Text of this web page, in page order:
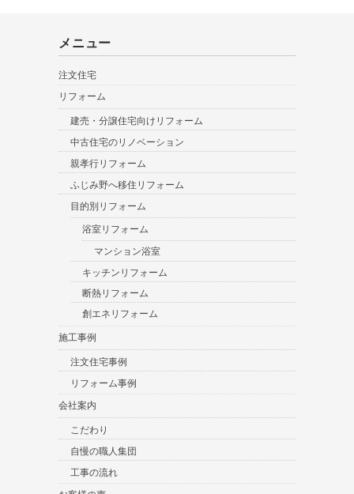
メニュー
注文住宅
リフォーム
建売・分譲住宅向けリフォーム
中古住宅のリノベーション
親孝行リフォーム
ふじみ野へ移住リフォーム
目的別リフォーム
浴室リフォーム
マンション浴室
キッチンリフォーム
断熱リフォーム
創エネリフォーム
施工事例
注文住宅事例
リフォーム事例
会社案内
こだわり
自慢の職人集団
工事の流れ